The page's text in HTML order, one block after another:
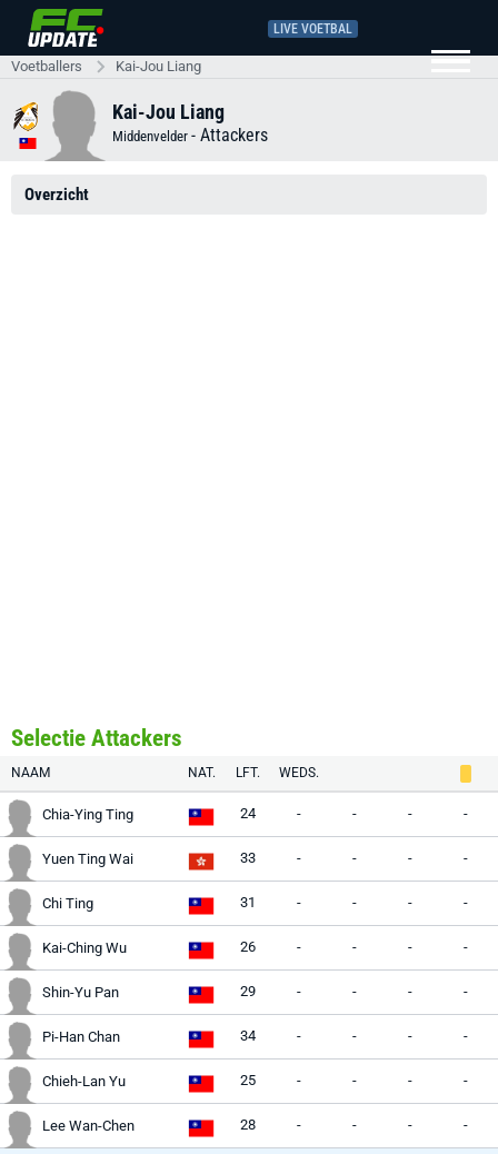
LIVE VOETBAL
Voetballers Kai-Jou Liang
Kai-Jou Liang
Middenvelder - Attackers
Overzicht
Selectie Attackers
NAAM NAT. LFT. WEDS.
Chia-Ying Ting 24 - - - -
Yuen Ting Wai 33 - - - -
Chi Ting 31 - - - -
Kai-Ching Wu 26 - - - -
Shin-Yu Pan 29 - - - -
Pi-Han Chan 34 - - - -
Chieh-Lan Yu 25 - - - -
Lee Wan-Chen 28 - - - -